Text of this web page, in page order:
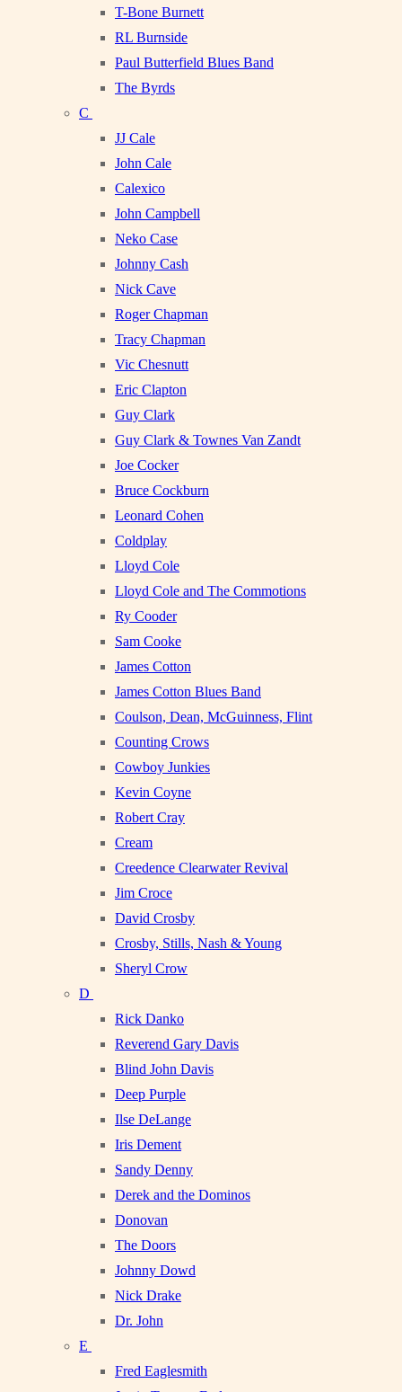
T-Bone Burnett
RL Burnside
Paul Butterfield Blues Band
The Byrds
C
JJ Cale
John Cale
Calexico
John Campbell
Neko Case
Johnny Cash
Nick Cave
Roger Chapman
Tracy Chapman
Vic Chesnutt
Eric Clapton
Guy Clark
Guy Clark & Townes Van Zandt
Joe Cocker
Bruce Cockburn
Leonard Cohen
Coldplay
Lloyd Cole
Lloyd Cole and The Commotions
Ry Cooder
Sam Cooke
James Cotton
James Cotton Blues Band
Coulson, Dean, McGuinness, Flint
Counting Crows
Cowboy Junkies
Kevin Coyne
Robert Cray
Cream
Creedence Clearwater Revival
Jim Croce
David Crosby
Crosby, Stills, Nash & Young
Sheryl Crow
D
Rick Danko
Reverend Gary Davis
Blind John Davis
Deep Purple
Ilse DeLange
Iris Dement
Sandy Denny
Derek and the Dominos
Donovan
The Doors
Johnny Dowd
Nick Drake
Dr. John
E
Fred Eaglesmith